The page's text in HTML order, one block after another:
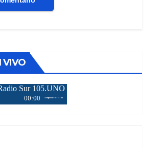
VIVO